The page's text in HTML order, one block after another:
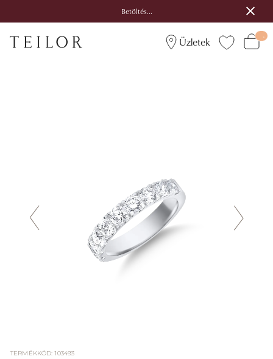
Betöltés...
Üzletek
TERMÉKKÓD:103493